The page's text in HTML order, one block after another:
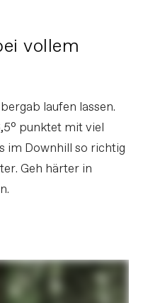
vollem
laufen lassen.
punktet mit viel
im Downhill so richtig
Geh härter in